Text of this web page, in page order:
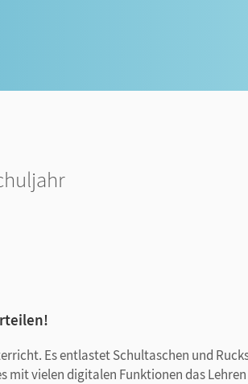
Es entlastet Schultaschen und
vielen digitalen Funktionen das